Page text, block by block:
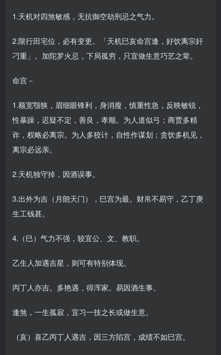
1.天机对四煞敏感，无抗御空劫刑忌之气力。
2.限行田宅位，必有变更。「天机巳亥命宫逢，好饮离宗奸
刁重」。加陀罗火忌，下局孤穷，只宜做生意巧艺之辈。
命宫－
1.额宽颚狭，眉细眼锋利，身消瘦，慎重性急，反映敏锐，
性暴躁，迟疑不定，善良，孝顺。为人道似弓；商贾多精
诈，权略必离宗。为人多狡计，自性作谋划；贪饮多机见，
离宗必远亲。
2.天机独守掉，因酒误事。
3.出外为吉（月朗天门），巳宫为最。财帛不易守，乙丁庚
生工钱甚。
4.（巳）气力不强，较宜公、文、教职。
乙生人加遇吉星，则可有特别体现。
丙丁人亦吉。多艳遇，得浑家。易因酒生事。
逢煞，一生孤寂，宜习一技之长或做生意。
（亥）喜乙丙丁人遇吉，因三方陷宫，成绩不如巳宫。